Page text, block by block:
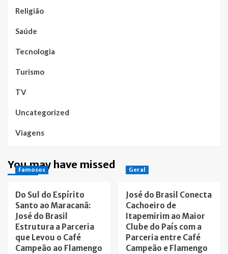
Religião
Saúde
Tecnologia
Turismo
TV
Uncategorized
Viagens
You may have missed
Famosos
Do Sul do Espírito
Santo ao Maracanã:
José do Brasil
Estrutura a Parceria
que Levou o Café
Campeão ao Flamengo
Geral
José do Brasil Conecta
Cachoeiro de
Itapemirim ao Maior
Clube do País com a
Parceria entre Café
Campeão e Flamengo